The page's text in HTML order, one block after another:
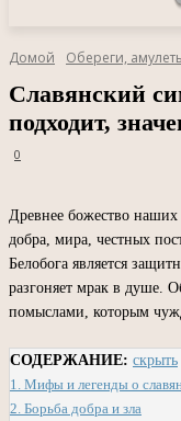
Домой Обереги,
Славянский
подходит,
0
Древнее божество
добра, мира, честных
Белобога является
разгоняет мрак в душе.
помыслами, которым
СОДЕРЖАНИЕ: скрыть
1. Мифы и легенды о
2. Борьба добра и зла